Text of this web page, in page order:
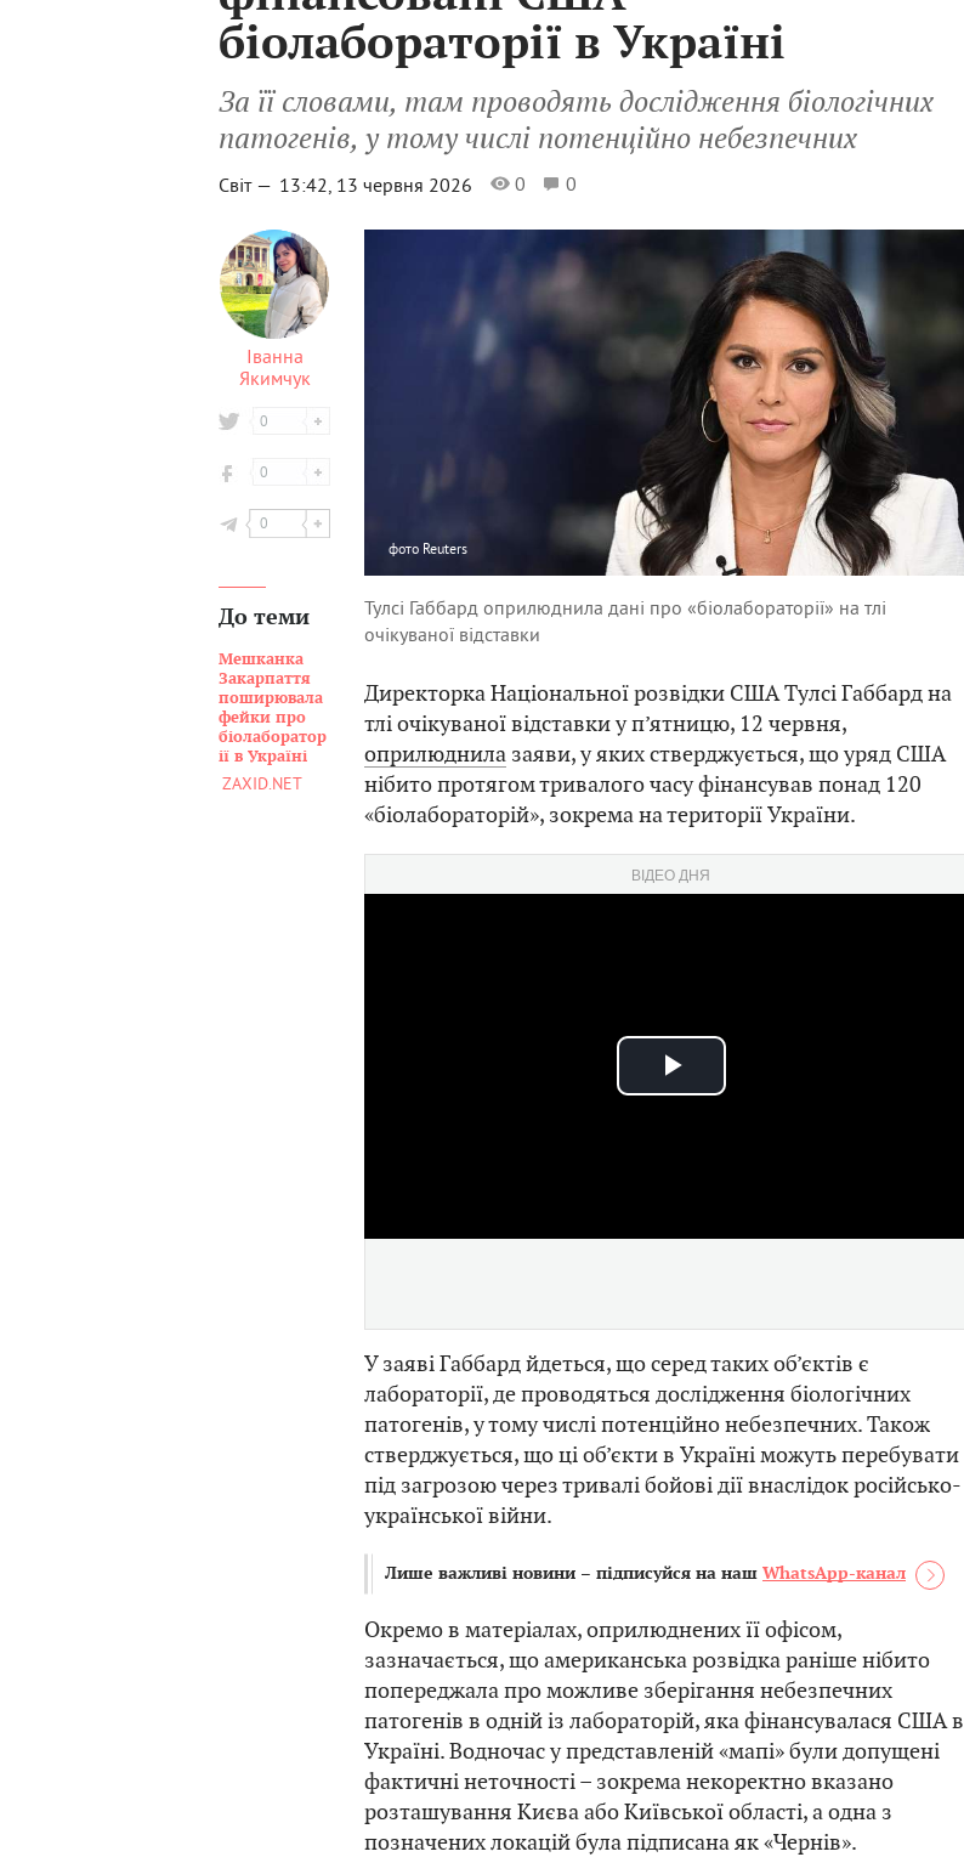
біолабораторії в Україні
За її словами, там проводять дослідження біологічних
патогенів, у тому числі потенційно небезпечних
Світ — 13:42, 13 червня 2026 0 0
Іванна
Якимчук
0
0
0
До теми
Мешканка
Закарпаття
поширювала
фейки про
біолаборатор
ії в Україні
ZAXID.NET
фото Reuters
Тулсі Габбард оприлюднила дані про «біолабораторії» на тлі
очікуваної відставки
Директорка Національної розвідки США Тулсі Габбард на
тлі очікуваної відставки у п’ятницю, 12 червня,
оприлюднила заяви, у яких стверджується, що уряд США
нібито протягом тривалого часу фінансував понад 120
«біолабораторій», зокрема на території України.
ВІДЕО ДНЯ
Play
У заяві Габбард йдеться, що серед таких об’єктів є
лабораторії, де проводяться дослідження біологічних
патогенів, у тому числі потенційно небезпечних. Також
стверджується, що ці об’єкти в Україні можуть перебувати
під загрозою через тривалі бойові дії внаслідок російсько-
української війни.
Лише важливі новини – підписуйся на наш WhatsApp-канал
Окремо в матеріалах, оприлюднених її офісом,
зазначається, що американська розвідка раніше нібито
попереджала про можливе зберігання небезпечних
патогенів в одній із лабораторій, яка фінансувалася США в
Україні. Водночас у представленій «мапі» були допущені
фактичні неточності – зокрема некоректно вказано
розташування Києва або Київської області, а одна з
позначених локацій була підписана як «Чернів».